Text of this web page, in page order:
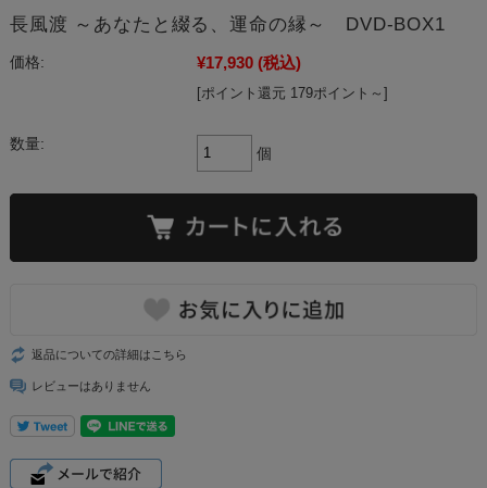
長風渡 ～あなたと綴る、運命の縁～ DVD-BOX1
価格: ¥17,930 (税込)
[ポイント還元 179ポイント～]
数量:
個
返品についての詳細はこちら
レビューはありません